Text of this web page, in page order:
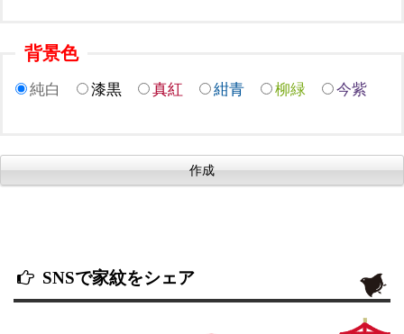
背景色
純白 漆黒 真紅 紺青 柳緑 今紫
SNSで家紋をシェア